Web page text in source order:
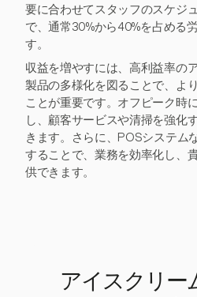
要に合わせてスタッフのスケジ
で、通常30%から40%を占める
す。
収益を増やすには、高利益率の
製品の多様化を図ることで、よ
ことが重要です。オフピーク時
し、顧客サービスや清掃を強化
きます。さらに、POSシステム
することで、業務を効率化し、
供できます。
アイスクリー